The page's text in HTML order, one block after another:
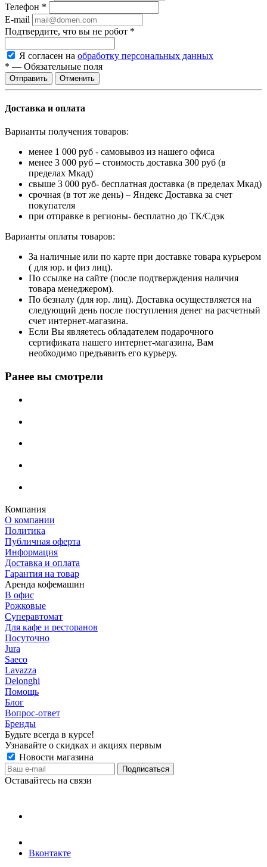
Телефон *
E-mail
Подтвердите, что вы не робот *
Я согласен на обработку персональных данных
* — Обязательные поля
Отменить
Доставка и оплата
Варианты получения товаров:
менее 1 000 руб - самовывоз из нашего офиса
менее 3 000 руб – стоимость доставка 300 руб (в
пределах Мкад)
свыше 3 000 руб- бесплатная доставка (в пределах Мкад)
срочная (в тот же день) – Яндекс Доставка за счет
покупателя
при отправке в регионы- бесплатно до ТК/Сдэк
Варианты оплаты товаров:
За наличные или по карте при доставке товара курьером
( для юр. и физ лиц).
По ссылке на сайте (после подтверждения наличия
товара менеджером).
По безналу (для юр. лиц). Доставка осуществляется на
следующий день после поступления денег на расчетный
счет интернет-магазина.
Если Вы являетесь обладателем подарочного
сертификата нашего интернет-магазина, Вам
необходимо предъявить его курьеру.
Ранее вы смотрели
Компания
О компании
Политика
Публичная оферта
Информация
Доставка и оплата
Гарантия на товар
Аренда кофемашин
В офис
Рожковые
Суперавтомат
Для кафе и ресторанов
Посуточно
Jura
Saeco
Lavazza
Delonghi
Помощь
Блог
Вопрос-ответ
Бренды
Будьте всегда в курсе!
Узнавайте о скидках и акциях первым
Новости магазина
Оставайтесь на связи
Вконтакте